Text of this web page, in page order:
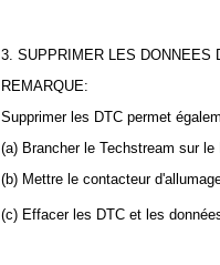
3. SUPPRIMER LES DONNEES
REMARQUE:
Supprimer les DTC permet
(a) Brancher le Techstream sur le
(b) Mettre le contacteur
(c) Effacer les DTC et les